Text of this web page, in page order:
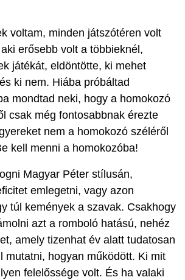
voltam, minden játszótéren volt
erősebb volt a többieknél,
játékát, eldöntötte, ki mehet
ki nem. Hiába próbáltad
mondtad neki, hogy a homokozó
csak még fontosabbnak érezte
nem a homokozó széléről
kell menni a homokozóba!
Magyar Péter stílusán,
emlegetni, vagy azon
túl kemények a szavak. Csakhogy
azt a romboló hatású, nehéz
amely tizenhat év alatt tudatosan
mutatni, hogyan működött. Ki mit
felelőssége volt. És ha valaki